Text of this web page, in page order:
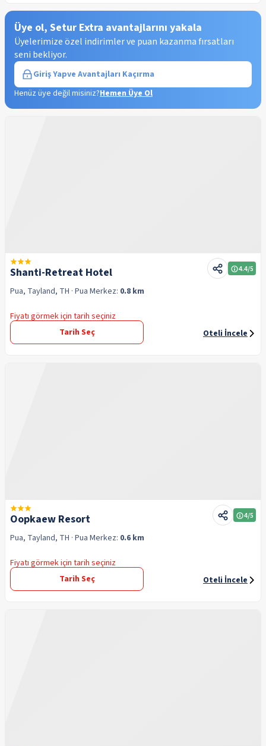
Üye ol, Setur Extra avantajlarını yakala
Üyelerimize özel indirimler ve puan kazanma fırsatları
seni bekliyor.
Giriş Yapve Avantajları Kaçırma
Henüz üye değil misiniz?Hemen Üye Ol
Shanti-Retreat Hotel 4.4/5
Pua, Tayland, TH · Pua Merkez: 0.8 km
Fiyatı görmek için tarih seçiniz
Tarih Seç
Oteli İncele
Oopkaew Resort 4/5
Pua, Tayland, TH · Pua Merkez: 0.6 km
Fiyatı görmek için tarih seçiniz
Tarih Seç
Oteli İncele